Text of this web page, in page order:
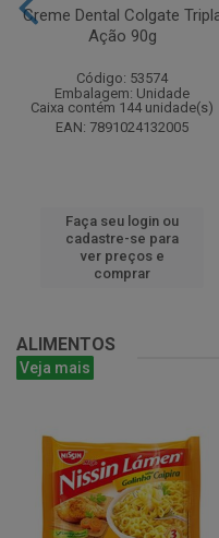
Creme Dental Colgate
Ação 90g
Código: 53574
Embalagem: Unidade
Caixa contém 144 unidade(s)
EAN: 7891024132005
Faça seu login ou
cadastre-se para
ver preços e
comprar
ALIMENTOS
Veja mais